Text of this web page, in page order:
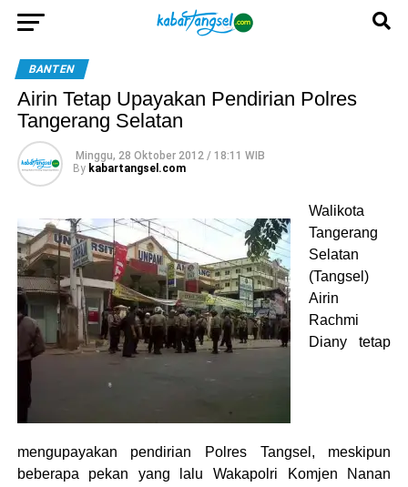
BANTEN
Airin Tetap Upayakan Pendirian Polres
Tangerang Selatan
Minggu, 28 Oktober 2012 / 18:11 WIB
By kabartangsel.com
Walikota
Tangerang
Selatan
(Tangsel)
Airin
Rachmi
Diany tetap
mengupayakan pendirian Polres Tangsel, meskipun
beberapa pekan yang lalu Wakapolri Komjen Nanan